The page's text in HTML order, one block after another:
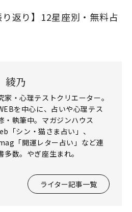
り返り】12星座別・無料占
乃
家・心理テストクリエーター。
を中心に、占いや心理テス
・執筆中。マガジンハウス
「シン・猫さま占い」、
「開運レター占い」など連
多数。やぎ座生まれ。
ライター記事一覧